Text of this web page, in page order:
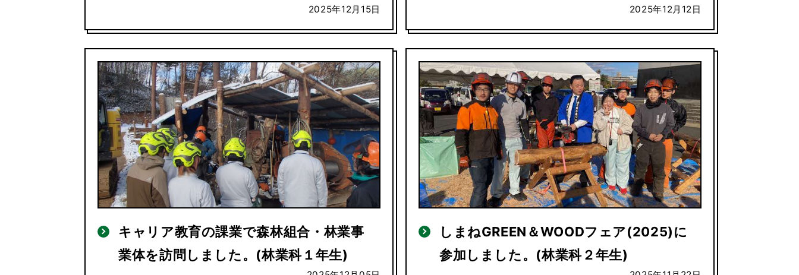
2025年12月15日 2025年12月12日
キャリア教育の課業で森林組合・林業事
業体を訪問しました。(林業科１年生)
しまねGREEN＆WOODフェア(2025)に
参加しました。(林業科２年生)